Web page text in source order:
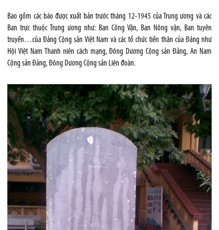
Bao gồm các báo được xuất bản trước tháng 12-1945 của Trung ương và các
Ban trực thuộc Trung ương như: Ban Công Vận, Ban Nông vận, Ban tuyên
truyền…của Đảng Cộng sản Việt Nam và các tổ chức tiền thân của Đảng như
Hội Việt Nam Thanh niên cách mạng, Đông Dương Cộng sản Đảng, An Nam
Cộng sản Đảng, Đông Dương Cộng sản Liên đoàn.